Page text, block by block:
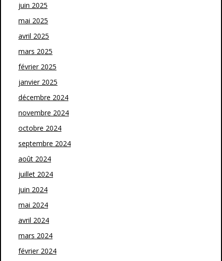
juin 2025
mai 2025
avril 2025
mars 2025
février 2025
janvier 2025
décembre 2024
novembre 2024
octobre 2024
septembre 2024
août 2024
juillet 2024
juin 2024
mai 2024
avril 2024
mars 2024
février 2024